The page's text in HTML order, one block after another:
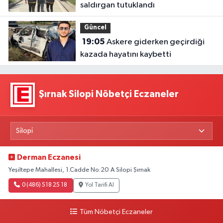
saldırgan tutuklandı
Güncel
19:05
kazada hayatını kaybetti
Şırnak Silopi Nöbetçi Eczaneler
Derman Eczanesi
Yeşiltepe Mahallesi, 1.Cadde No:20 A Silopi Şırnak
0 (486) 518 25 18 Yol Tarifi Al
Tüm Nöbetçi Eczaneler